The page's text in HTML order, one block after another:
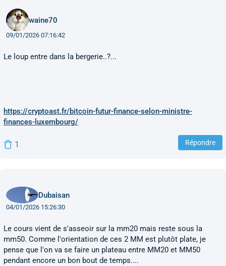
waine70
09/01/2026 07:16:42
Le loup entre dans la bergerie..?...
https://cryptoast.fr/bitcoin-futur-finance-selon-ministre-
finances-luxembourg/
1 Répondre
Dubaisan
04/01/2026 15:26:30
Le cours vient de s'asseoir sur la mm20 mais reste sous la
mm50. Comme l'orientation de ces 2 MM est plutôt plate, je
pense que l'on va se faire un plateau entre MM20 et MM50
pendant encore un bon bout de temps....